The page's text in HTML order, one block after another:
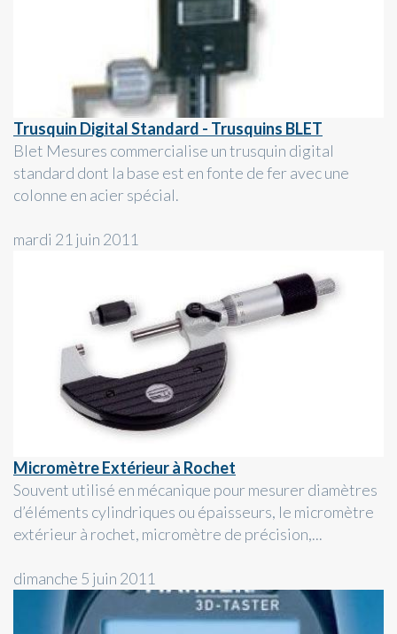
Trusquin Digital Standard - Trusquins BLET
Blet Mesures commercialise un trusquin digital
standard dont la base est en fonte de fer avec une
colonne en acier spécial.
mardi 21 juin 2011
Micromètre Extérieur à Rochet
Souvent utilisé en mécanique pour mesurer diamètres
d’éléments cylindriques ou épaisseurs, le micromètre
extérieur à rochet, micromètre de précision,...
dimanche 5 juin 2011